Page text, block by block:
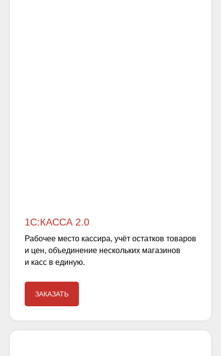
1С:КАССА 2.0
Рабочее место кассира, учёт остатков товаров
и цен, объединение нескольких магазинов
и касс в единую.
ЗАКАЗАТЬ